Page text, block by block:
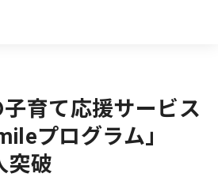
育て応援サービス
プログラム」
突破